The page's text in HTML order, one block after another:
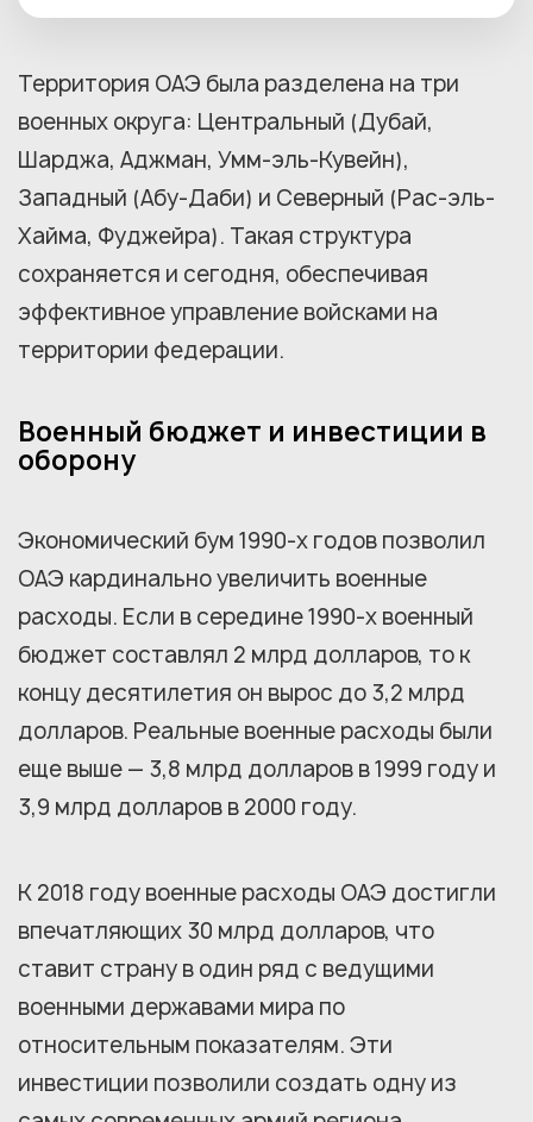
Территория ОАЭ была разделена на три
военных округа: Центральный (Дубай,
Шарджа, Аджман, Умм-эль-Кувейн),
Западный (Абу-Даби) и Северный (Рас-эль-
Хайма, Фуджейра). Такая структура
сохраняется и сегодня, обеспечивая
эффективное управление войсками на
территории федерации.
Военный бюджет и инвестиции в
оборону
Экономический бум 1990-х годов позволил
ОАЭ кардинально увеличить военные
расходы. Если в середине 1990-х военный
бюджет составлял 2 млрд долларов, то к
концу десятилетия он вырос до 3,2 млрд
долларов. Реальные военные расходы были
еще выше — 3,8 млрд долларов в 1999 году и
3,9 млрд долларов в 2000 году.
К 2018 году военные расходы ОАЭ достигли
впечатляющих 30 млрд долларов, что
ставит страну в один ряд с ведущими
военными державами мира по
относительным показателям. Эти
инвестиции позволили создать одну из